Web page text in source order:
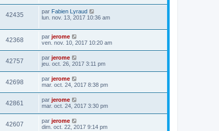
42435 par Fabien Lyraud
lun. nov. 13, 2017 10:36 am
42368 par jerome
ven. nov. 10, 2017 10:20 am
42757 par jerome
jeu. oct. 26, 2017 3:11 pm
42698 par jerome
mar. oct. 24, 2017 8:38 pm
42861 par jerome
mar. oct. 24, 2017 3:30 pm
42607 par jerome
dim. oct. 22, 2017 9:14 pm